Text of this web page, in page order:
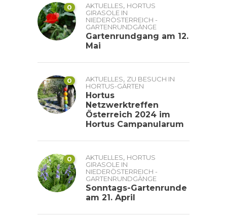
0 AKTUELLES, HORTUS
GIRASOLE IN
NIEDERÖSTERREICH -
GARTENRUNDGÄNGE
Gartenrundgang am 12.
Mai
0 AKTUELLES, ZU BESUCH IN
HORTUS-GÄRTEN
Hortus
Netzwerktreffen
Österreich 2024 im
Hortus Campanularum
0 AKTUELLES, HORTUS
GIRASOLE IN
NIEDERÖSTERREICH -
GARTENRUNDGÄNGE
Sonntags-Gartenrunde
am 21. April